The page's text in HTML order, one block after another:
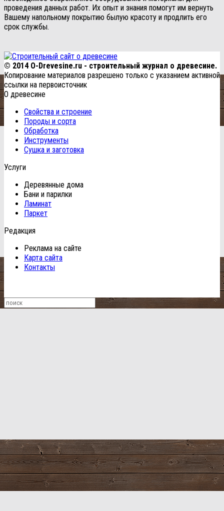
проведения данных работ. Их опыт и знания помогут им вернуть
Вашему напольному покрытию былую красоту и продлить его
срок службы.
© 2014 O-Drevesine.ru - строительный журнал о древесине.
Копирование материалов разрешено только с указанием активной
ссылки на первоисточник
О древесине
Свойства и строение
Породы и сорта
Обработка
Инструменты
Сушка и заготовка
Услуги
Деревянные дома
Бани и парилки
Ламинат
Паркет
Редакция
Реклама на сайте
Карта сайта
Контакты